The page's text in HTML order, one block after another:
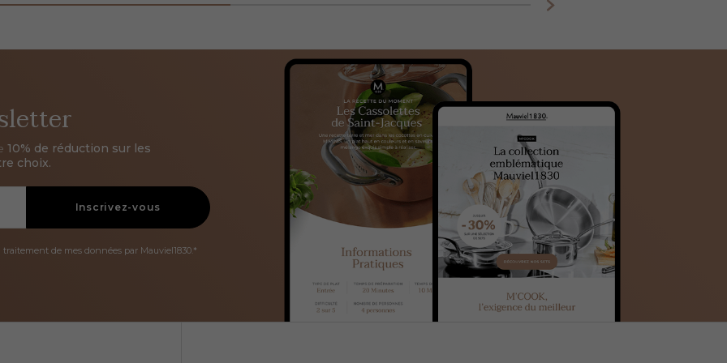
10% de réduction sur les
choix.
Inscrivez-vous
de mes données par Mauviel1830.*